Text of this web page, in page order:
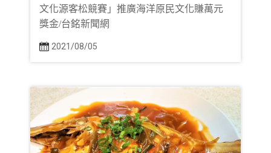
文化源客松競賽」推廣海洋原民文化賺萬元
獎金/台銘新聞網
2021/08/05